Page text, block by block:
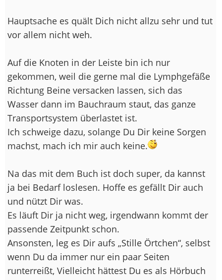
Hauptsache es quält Dich nicht allzu sehr und tut
vor allem nicht weh.
Auf die Knoten in der Leiste bin ich nur
gekommen, weil die gerne mal die Lymphgefäße
Richtung Beine versacken lassen, sich das
Wasser dann im Bauchraum staut, das ganze
Transportsystem überlastet ist.
Ich schweige dazu, solange Du Dir keine Sorgen
machst, mach ich mir auch keine.
Na das mit dem Buch ist doch super, da kannst
ja bei Bedarf loslesen. Hoffe es gefällt Dir auch
und nützt Dir was.
Es läuft Dir ja nicht weg, irgendwann kommt der
passende Zeitpunkt schon.
Ansonsten, leg es Dir aufs „Stille Örtchen“, selbst
wenn Du da immer nur ein paar Seiten
runterreißt, Vielleicht hättest Du es als Hörbuch